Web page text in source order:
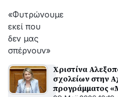
«Φυτρώνουμε
εκεί που
δεν μας
σπέρνουν»
Χριστίνα
σχολείων στην
προγράμματος